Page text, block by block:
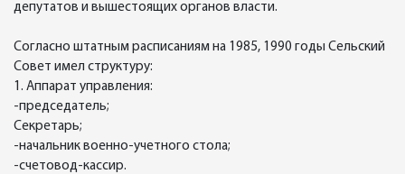
депутатов и вышестоящих органов власти.
Согласно штатным расписаниям на 1985, 1990 годы Сельский
Совет имел структуру:
1. Аппарат управления:
-председатель;
Секретарь;
-начальник военно-учетного стола;
-счетовод-кассир.